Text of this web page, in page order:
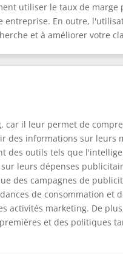
utiliser le taux de
En outre,
et à améliorer votre
il leur permet de
informations sur leurs
outils tels que
leurs dépenses
des campagnes de
de consommation et
marketing. De
et des politiques